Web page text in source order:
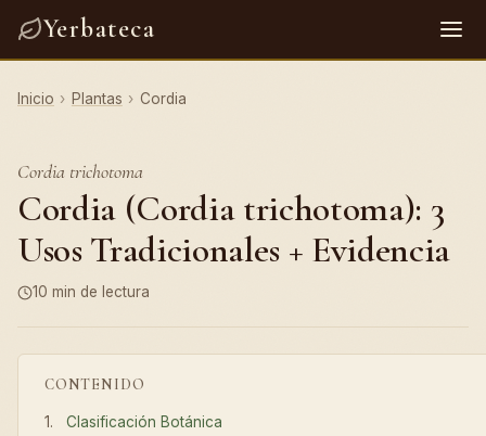
Yerbateca
Inicio › Plantas › Cordia
Cordia trichotoma
Cordia (Cordia trichotoma): 3
Usos Tradicionales + Evidencia
10 min de lectura
CONTENIDO
Clasificación Botánica